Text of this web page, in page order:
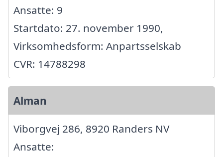
Ansatte: 9
Startdato: 27. november 1990,
Virksomhedsform: Anpartsselskab
CVR: 14788298
Alman
Viborgvej 286, 8920 Randers NV
Ansatte: